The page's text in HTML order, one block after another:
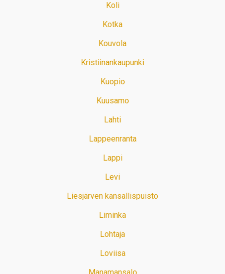
Koli
Kotka
Kouvola
Kristiinankaupunki
Kuopio
Kuusamo
Lahti
Lappeenranta
Lappi
Levi
Liesjärven kansallispuisto
Liminka
Lohtaja
Loviisa